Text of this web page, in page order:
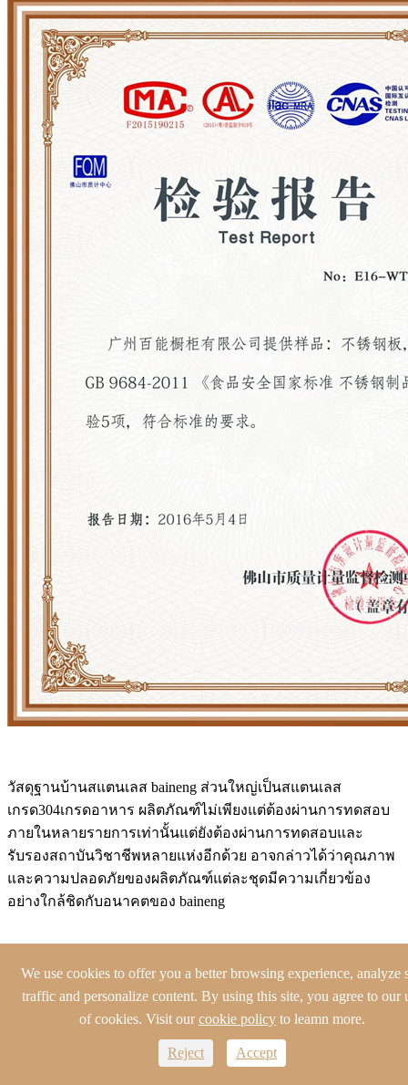
วัสดุฐานบ้านสแตนเลส baineng ส่วนใหญ่เป็นสแตนเลส
เกรด304เกรดอาหาร ผลิตภัณฑ์ไม่เพียงแต่ต้องผ่านการทดสอบ
ภายในหลายรายการเท่านั้นแต่ยังต้องผ่านการทดสอบและ
รับรองสถาบันวิชาชีพหลายแห่งอีกด้วย อาจกล่าวได้ว่าคุณภาพ
และความปลอดภัยของผลิตภัณฑ์แต่ละชุดมีความเกี่ยวข้อง
อย่างใกล้ชิดกับอนาคตของ baineng
We use cookies to offer you a better browsing experience, analyze
traffic and personalize content. By using this site, you agree to our
of cookies. Visit ourcookie policy to leamn more.
Reject Accept